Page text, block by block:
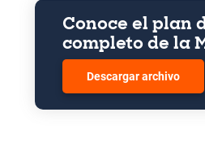
Conoce el plan
completo de la
Descargar archivo